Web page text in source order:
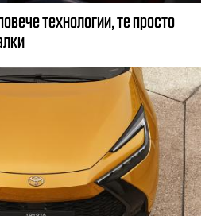
технологии, те просто